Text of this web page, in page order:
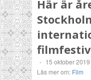
Här är
- 15 oktober 2019
Läs mer om: Film